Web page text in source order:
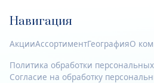
Навигация
АкцииАссортиментГеографияО
Политика обработки
Согласие на обработку